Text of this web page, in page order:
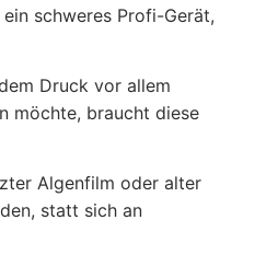
schweres Profi-Gerät,
Druck vor allem
möchte, braucht diese
Algenfilm oder alter
statt sich an